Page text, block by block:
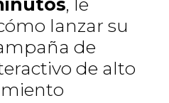
lanzar su
de
de alto